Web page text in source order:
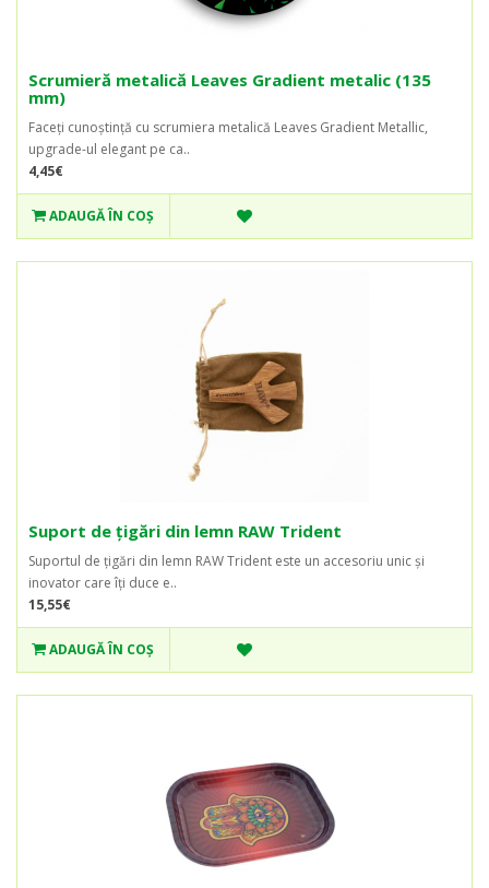
Scrumieră metalică Leaves Gradient metalic (135
mm)
Faceți cunoștință cu scrumiera metalică Leaves Gradient Metallic,
upgrade-ul elegant pe ca..
4,45€
ADAUGĂ ÎN COŞ
Suport de țigări din lemn RAW Trident
Suportul de țigări din lemn RAW Trident este un accesoriu unic și
inovator care îți duce e..
15,55€
ADAUGĂ ÎN COŞ